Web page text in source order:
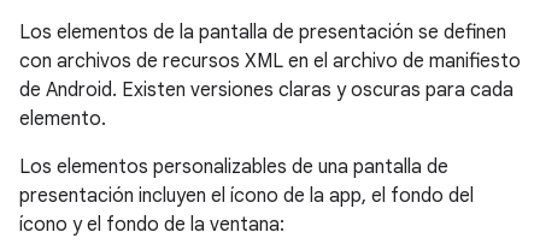
Los elementos de la pantalla de presentación se definen
con archivos de recursos XML en el archivo de manifiesto
de Android. Existen versiones claras y oscuras para cada
elemento.
Los elementos personalizables de una pantalla de
presentación incluyen el ícono de la app, el fondo del
ícono y el fondo de la ventana: